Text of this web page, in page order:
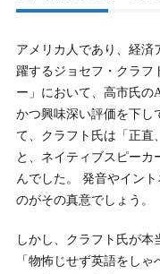
堪能」とされた総理大
5-1.
5-1. 総理大臣
素」か
5-2. 5-2. それでも
5-3. 5-3. 過去に「英
両論と多様な意見
アメリカ人であり、経済
躍するジョセフ・クラフ
ー」において、高市氏の
かつ興味深い評価を下し
て、クラフト氏は「正直
と、ネイティブスピー
んでした。 発音やイン
のがその真意でしょう。
しかし、クラフト氏が本
「物怖じせず英語をし